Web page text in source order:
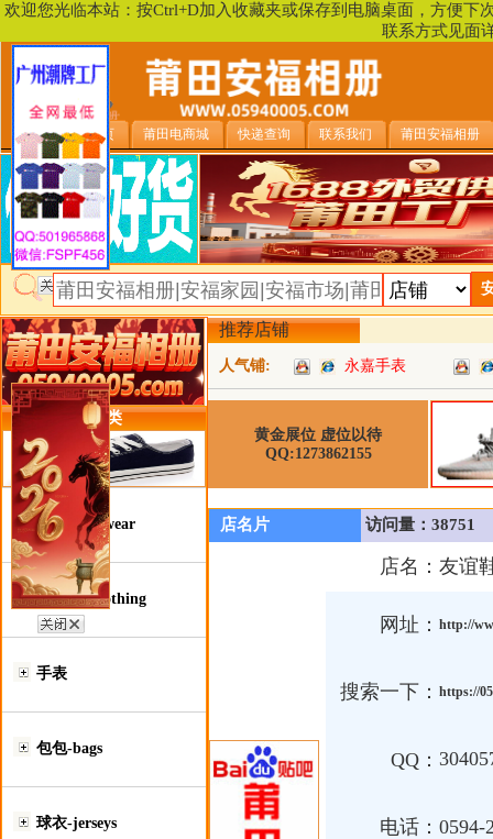
欢迎您光临本站：按Ctrl+D加入收藏夹或保存到电脑桌面，方便
联系方式见面
安福相册首页 莆田电商城 快递查询 联系我们 莆田安福相册
类目详细分类
鞋类-Footwear
服装类-Clothing
手表
包包-bags
球衣-jerseys
推荐店铺
人气铺: 永嘉手表
黄金展位 虚位以待
QQ:1273862155
店名片 访问量：38751
店名： 友谊
网址： http://
搜索一下： https://
QQ：
电话： 0594-